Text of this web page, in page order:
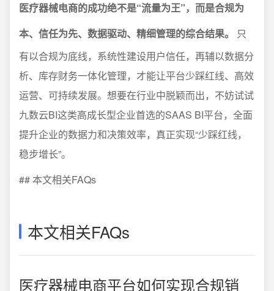
医疗器械电商的成功绝不是“流量为王”，而是合规为
本、信任为先、数据驱动、精细管理的综合结果。
只
有以合规为底线，系统性建设用户信任，再辅以数据分
析、库存财务一体化管理，才能让平台少踩红线、高效
运营、可持续发展。想要在行业中脱颖而出，不妨试试
九数云BI这类高成长型企业首选的SAAS BI平台，全面
提升企业的数据力和决策效率，真正实现“少踩红线，
稳步增长”。
## 本文相关FAQs
本文相关FAQs
医疗器械电商平台如何实现合规销